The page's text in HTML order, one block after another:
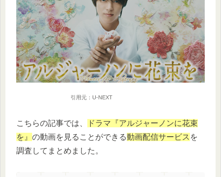
引用元：U-NEXT
こちらの記事では、
ドラマ『アルジャーノンに花束
を』 の動画を見ることができる動画配信サービス を
調査してまとめました。